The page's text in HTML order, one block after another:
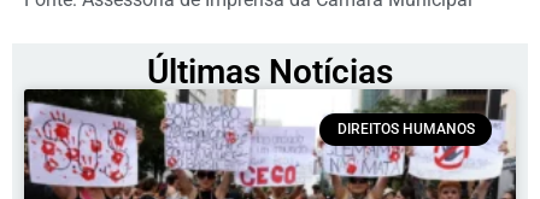
Últimas Notícias
DIREITOS HUMANOS